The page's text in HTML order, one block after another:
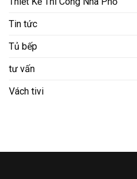
Tin tức
Tủ bếp
tư vấn
Vách tivi